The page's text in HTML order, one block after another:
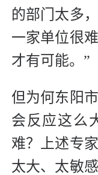
的部门太多
一家单位很
才有可能。”
但为何东阳
会反应这么
难？上述专
太大、太敏